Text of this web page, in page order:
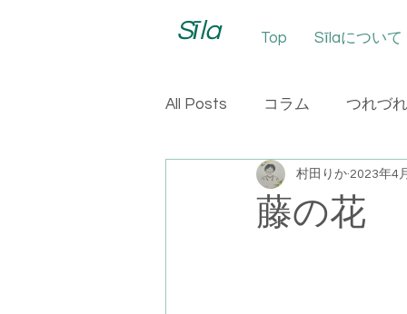
Sīla Top Sīlaについて
All Posts コラム つれづ
藤の花
村田りか 2023年4